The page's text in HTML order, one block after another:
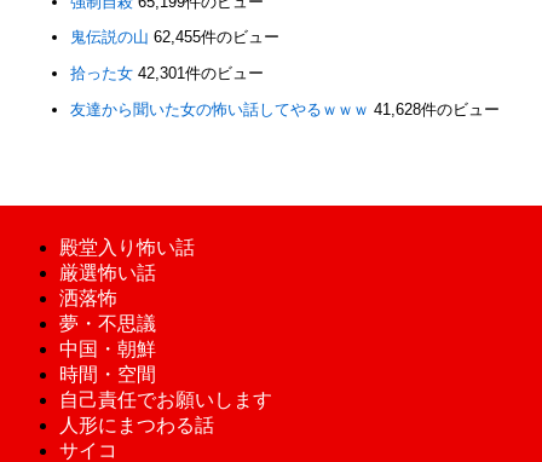
鬼伝説の山 62,455件のビュー
拾った女 42,301件のビュー
友達から聞いた女の怖い話してやるｗｗｗ 41,628件のビュー
殿堂入り怖い話
厳選怖い話
洒落怖
夢・不思議
中国・朝鮮
時間・空間
自己責任でお願いします
人形にまつわる話
サイコ